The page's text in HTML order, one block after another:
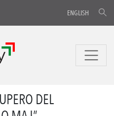
ENGLISH
DEL